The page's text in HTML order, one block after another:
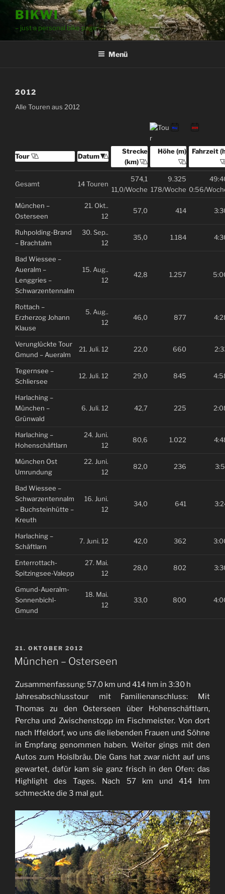
Zum
Inhalt
springen
BIKWI
– just a personal bike page –
Menü
2012
Alle Touren aus 2012
Tour
Sortiere aufsteigend nach
Tour Datum
Sortiere aufsteigend nach
Datum
Strecke (km)
Sortiere aufsteigend nach
Strecke
(km)
Höhe (m)
Sortiere
Höhe (m) Fahrzeit (h)
Sortiere
Fahrzeit
Gesamt 14 Touren
574,1
11,0/Woche
9.325
178/Woche 0:56/
München –
Osterseen
21. Okt..
12
57,0 414
Ruhpolding-Brand
– Brachtalm
30. Sep..
12
35,0 1.184
Bad Wiessee –
Aueralm –
Lenggries –
Schwarzentennalm
15. Aug..
12
42,8 1.257
Rottach –
Erzherzog Johann
Klause
5. Aug..
12
46,0 877
Verunglückte Tour
Gmund – Aueralm
21. Juli. 12 22,0 660
Tegernsee –
Schliersee
12. Juli. 12 29,0 845
Harlaching –
München –
Grünwald
6. Juli. 12 42,7 225
Harlaching –
Hohenschäftlarn
24. Juni.
12
80,6 1.022
München Ost
Umrundung
22. Juni.
12
82,0 236
Bad Wiessee –
Schwarzentennalm
– Buchsteinhütte –
Kreuth
16. Juni.
12
34,0 641
Harlaching –
Schäftlarn
7. Juni. 12 42,0 362
Enterrottach-
Spitzingsee-Valepp
27. Mai.
12
28,0 802
Gmund-Aueralm-
Sonnenbichl-
Gmund
18. Mai.
12
33,0 800
VERÖFFENTLICHT
AM
21. OKTOBER 2012
München – Osterseen
Zusammenfassung: 57,0 km und 414 hm in 3:30 h
Jahresabschlusstour mit Familienanschluss: Mit
Thomas zu den Osterseen über Hohenschäftlarn,
Percha und Zwischenstopp im Fischmeister. Von dort
nach Iffeldorf, wo uns die liebenden Frauen und Söhne
in Empfang genommen haben. Weiter gings mit den
Autos zum Hoislbräu. Die Gans hat zwar nicht auf uns
gewartet, dafür kam sie ganz frisch in den Ofen: das
Highlight des Tages. Nach 57 km und 414 hm
schmeckte die 3 mal gut.